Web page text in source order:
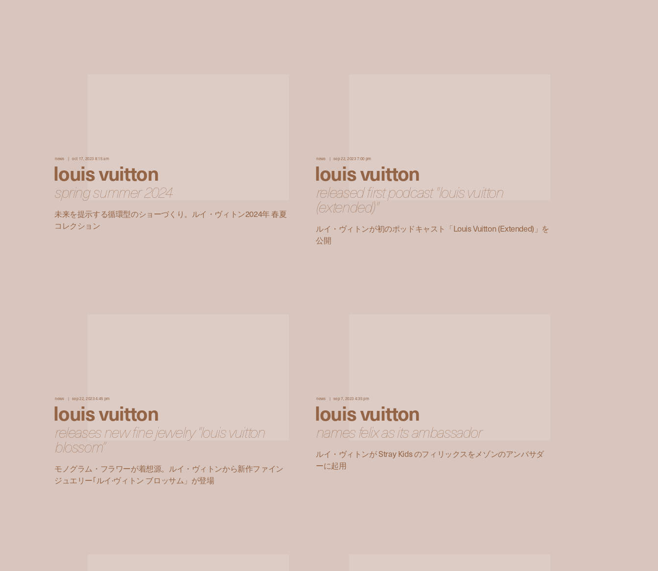
news oct 17, 2023 8:15 am
louis vuitton
spring summer 2024
未来を提示する循環型のショーづくり。ルイ・ヴィトン2024年 春夏
コレクション
news sep 22, 2023 7:00 pm
louis vuitton
released first podcast "louis vuitton
(extended)"
ルイ・ヴィトンが初のポッドキャスト「Louis Vuitton (Extended)」を
公開
news sep 22, 2023 4:45 pm
louis vuitton
releases new fine jewelry “louis vuitton
blossom”
モノグラム・フラワーが着想源。ルイ・ヴィトンから新作ファイン
ジュエリー｢ルイ·ヴィトン ブロッサム」が登場
news sep 7, 2023 4:35 pm
louis vuitton
names felix as its ambassador
ルイ・ヴィトンが Stray Kids のフィリックスをメゾンのアンバサダ
ーに起用